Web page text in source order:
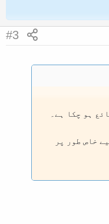
#3
خاص طور پر